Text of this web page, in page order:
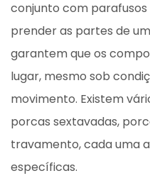
conjunto com
prender as partes de
garantem que os
lugar, mesmo sob
movimento. Existem
porcas sextavadas,
travamento, cada uma
específicas.